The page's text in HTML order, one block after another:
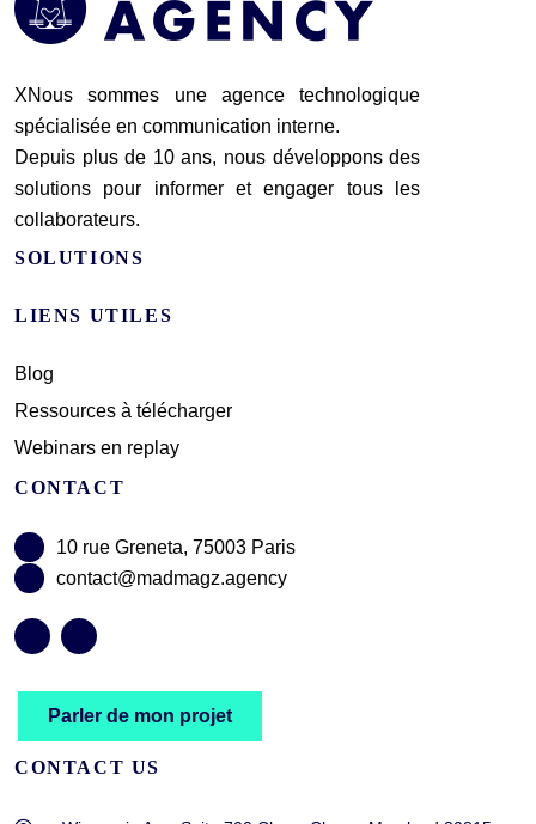
XNous sommes une agence technologique
spécialisée en communication interne.
Depuis plus de 10 ans, nous développons des
solutions pour informer et engager tous les
collaborateurs.
SOLUTIONS
LIENS UTILES
Blog
Ressources à télécharger
Webinars en replay
CONTACT
10 rue Greneta, 75003 Paris
contact@madmagz.agency
Parler de mon projet
CONTACT US